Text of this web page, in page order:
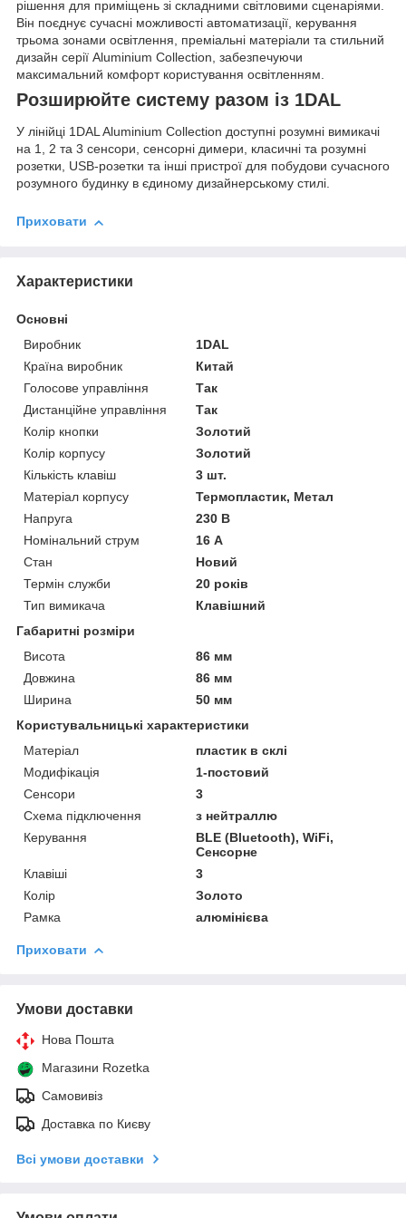
рішення для приміщень зі складними світловими сценаріями.
Він поєднує сучасні можливості автоматизації, керування
трьома зонами освітлення, преміальні матеріали та стильний
дизайн серії Aluminium Collection, забезпечуючи
максимальний комфорт користування освітленням.
Розширюйте систему разом із 1DAL
У лінійці 1DAL Aluminium Collection доступні розумні вимикачі
на 1, 2 та 3 сенсори, сенсорні димери, класичні та розумні
розетки, USB-розетки та інші пристрої для побудови сучасного
розумного будинку в єдиному дизайнерському стилі.
Приховати
Характеристики
Основні
Виробник
1DAL
Країна виробник
Китай
Голосове управління
Так
Дистанційне управління
Так
Колір кнопки
Золотий
Колір корпусу
Золотий
Кількість клавіш
3 шт.
Матеріал корпусу
Термопластик, Метал
Напруга
230 В
Номінальний струм
16 А
Стан
Новий
Термін служби
20 років
Тип вимикача
Клавішний
Габаритні розміри
Висота
86 мм
Довжина
86 мм
Ширина
50 мм
Користувальницькі характеристики
Матеріал
пластик в склі
Модифікація
1-постовий
Сенсори
3
Схема підключення
з нейтраллю
Керування
BLE (Bluetooth), WiFi,
Сенсорне
Клавіші
3
Колір
Золото
Рамка
алюмінієва
Приховати
Умови доставки
Нова Пошта
Магазини Rozetka
Самовивіз
Доставка по Києву
Всі умови доставки